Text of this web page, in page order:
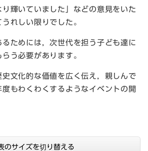
輝いていました」などの意見をいた
れしい限りでした。
ためには，次世代を担う子ども達に
う必要があります。
文化的な価値を広く伝え，親しんで
もわくわくするようなイベントの開
のサイズを切り替える